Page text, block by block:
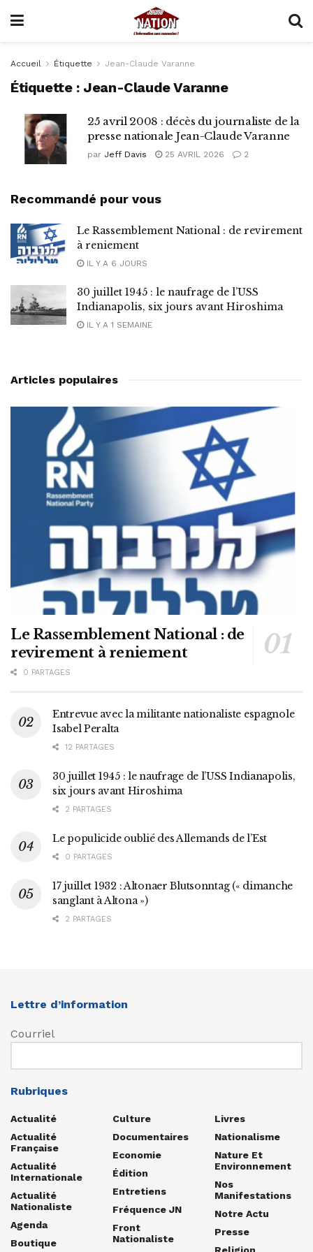
Accueil Étiquette Jean-Claude Varanne
Étiquette : Jean-Claude Varanne
25 avril 2008 : décès du journaliste de la
presse nationale Jean-Claude Varanne
par Jeff Davis 25 AVRIL 2026 2
Recommandé pour vous
Le Rassemblement National : de revirement
à reniement
IL Y A 6 JOURS
30 juillet 1945 : le naufrage de l’USS
Indianapolis, six jours avant Hiroshima
IL Y A 1 SEMAINE
Articles populaires
Le Rassemblement National : de
revirement à reniement
0 PARTAGES
Entrevue avec la militante nationaliste espagnole
Isabel Peralta
12 PARTAGES
30 juillet 1945 : le naufrage de l’USS Indianapolis,
six jours avant Hiroshima
2 PARTAGES
Le populicide oublié des Allemands de l’Est
0 PARTAGES
17 juillet 1932 : Altonaer Blutsonntag (« dimanche
sanglant à Altona »)
2 PARTAGES
Lettre d’information
Courriel
Rubriques
Actualité
Actualité
Française
Actualité
Internationale
Actualité
Nationaliste
Agenda
Boutique
Culture
Documentaires
Economie
Édition
Entretiens
Fréquence JN
Front
Nationaliste
Livres
Nationalisme
Nature Et
Environnement
Nos
Manifestations
Notre Actu
Presse